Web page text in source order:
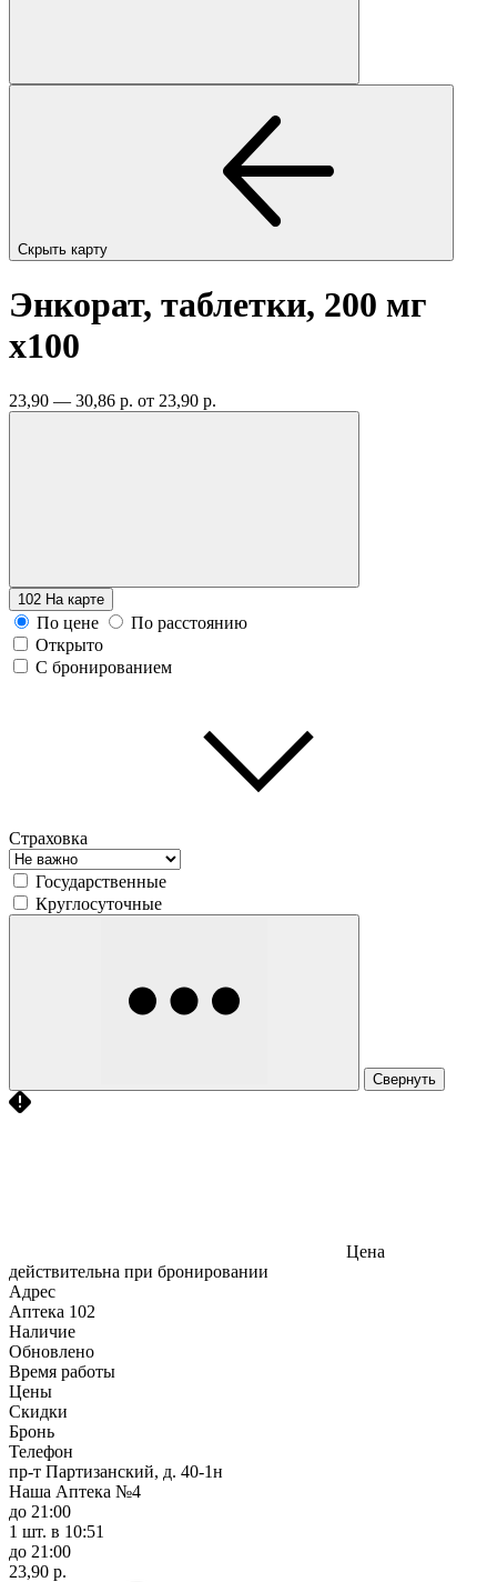
Скрыть карту
Энкорат, таблетки, 200 мг
x100
23,90 — 30,86 р. от 23,90 р.
102 На карте
По цене
По расстоянию
Открыто
С бронированием
Страховка
Государственные
Круглосуточные
Свернуть
Цена
действительна при бронировании
Адрес
Аптека 102
Наличие
Обновлено
Время работы
Цены
Скидки
Бронь
Телефон
пр-т Партизанский, д. 40-1н
Наша Аптека №4
до 21:00
1 шт. в 10:51
до 21:00
23,90 р.